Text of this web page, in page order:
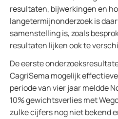
resultaten, bijwerkingen en
langetermijnonderzoek is
samenstelling is, zoals
resultaten lijken ook te
De eerste
CagriSema mogelijk
periode van vier jaar meldde
10% gewichtsverlies met
zulke cijfers nog niet bekend